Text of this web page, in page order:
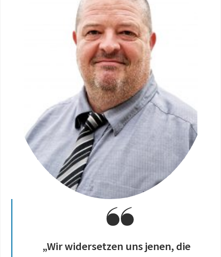
Bitte lächeln! Gemeinsam vida und mutig
in die Zukunft. Ein unvergesslicher vida-
„Wir widersetzen uns jenen, die